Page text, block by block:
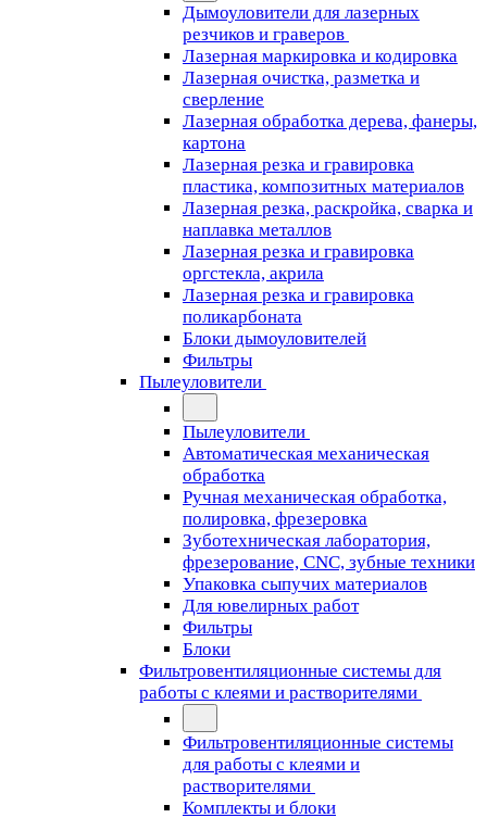
Дымоуловители для лазерных
резчиков и граверов
Лазерная маркировка и кодировка
Лазерная очистка, разметка и
сверление
Лазерная обработка дерева, фанеры,
картона
Лазерная резка и гравировка
пластика, композитных материалов
Лазерная резка, раскройка, сварка и
наплавка металлов
Лазерная резка и гравировка
оргстекла, акрила
Лазерная резка и гравировка
поликарбоната
Блоки дымоуловителей
Фильтры
Пылеуловители
Пылеуловители
Автоматическая механическая
обработка
Ручная механическая обработка,
полировка, фрезеровка
Зуботехническая лаборатория,
фрезерование, CNC, зубные техники
Упаковка сыпучих материалов
Для ювелирных работ
Фильтры
Блоки
Фильтровентиляционные системы для
работы с клеями и растворителями
Фильтровентиляционные системы
для работы с клеями и
растворителями
Комплекты и блоки